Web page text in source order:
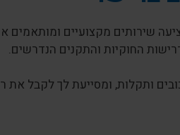
שירותים מקצועיים ומותאמים
החוקיות והתקנים הנדרשים.
ותקלות, ומסייעת לך לקבל